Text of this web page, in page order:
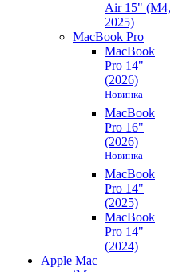
Air 15" (M4,
2025)
MacBook Pro
MacBook
Pro 14"
(2026)
Новинка
MacBook
Pro 16"
(2026)
Новинка
MacBook
Pro 14"
(2025)
MacBook
Pro 14"
(2024)
Apple Mac